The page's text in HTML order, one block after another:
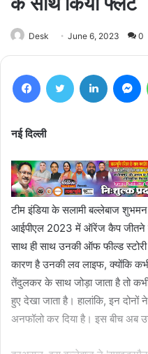
Desk June 6, 2023 0
FacebookTwitter LinkedIn
नई दिल्ली
टीम इंडिया के सलामी बल्लेबाज
आईपीएल 2023 में ऑरेंज कैप जीतने
साथ ही साथ उनकी ऑफ फील्ड
कारण है उनकी लव लाइफ, क्योंकि
तेंदुलकर के साथ जोड़ा जाता है तो
हुए देखा जाता है। हालांकि, इन
अनफॉलो कर दिया है। इस बीच अब